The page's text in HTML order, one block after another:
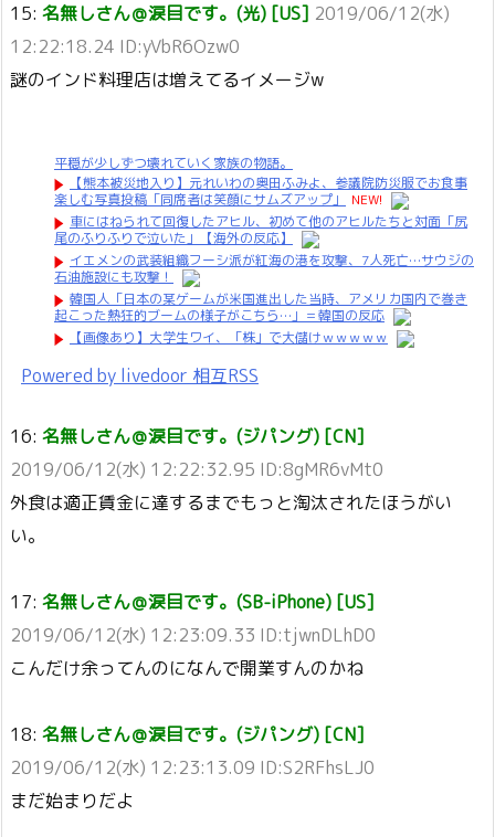
15: 名無しさん＠涙目です。(光) [US] 2019/06/12(水)
12:22:18.24 ID:yVbR6Ozw0
謎のインド料理店は増えてるイメージw
平穏が少しずつ壊れていく家族の物語。
【熊本被災地入り】元れいわの奥田ふみよ、参議院防災服でお食事
楽しむ写真投稿「同席者は笑顔にサムズアップ」
NEW!
車にはねられて回復したアヒル、初めて他のアヒルたちと対面「尻
尾のふりふりで泣いた」【海外の反応】
イエメンの武装組織フーシ派が紅海の港を攻撃、7人死亡…サウジの
石油施設にも攻撃！
韓国人「日本の某ゲームが米国進出した当時、アメリカ国内で巻き
起こった熱狂的ブームの様子がこちら…」＝韓国の反応
【画像あり】大学生ワイ、「株」で大儲けｗｗｗｗｗ
Powered by livedoor 相互RSS
16: 名無しさん＠涙目です。(ジパング) [CN]
2019/06/12(水) 12:22:32.95 ID:8gMR6vMt0
外食は適正賃金に達するまでもっと淘汰されたほうがい
い。
17: 名無しさん＠涙目です。(SB-iPhone) [US]
2019/06/12(水) 12:23:09.33 ID:tjwnDLhD0
こんだけ余ってんのになんで開業すんのかね
18: 名無しさん＠涙目です。(ジパング) [CN]
2019/06/12(水) 12:23:13.09 ID:S2RFhsLJ0
まだ始まりだよ